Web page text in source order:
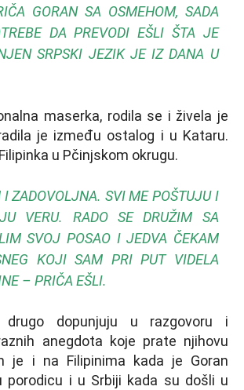
GORAN SA OSMEHOM, SADA
DA PREVODI EŠLI ŠTA JE
SRPSKI JEZIK JE IZ DANA U
maserka, rodila se i živela je
je između ostalog i u Kataru.
u Pčinjskom okrugu.
I ZADOVOLJNA. SVI ME POŠTUJU I
VERU. RADO SE DRUŽIM SA
SVOJ POSAO I JEDVA ČEKAM
KOJI SAM PRI PUT VIDELA
– PRIČA EŠLI.
drugo dopunjuju u razgovoru i
anegdota koje prate njihovu
je i na Filipinima kada je Goran
porodicu i u Srbiji kada su došli u